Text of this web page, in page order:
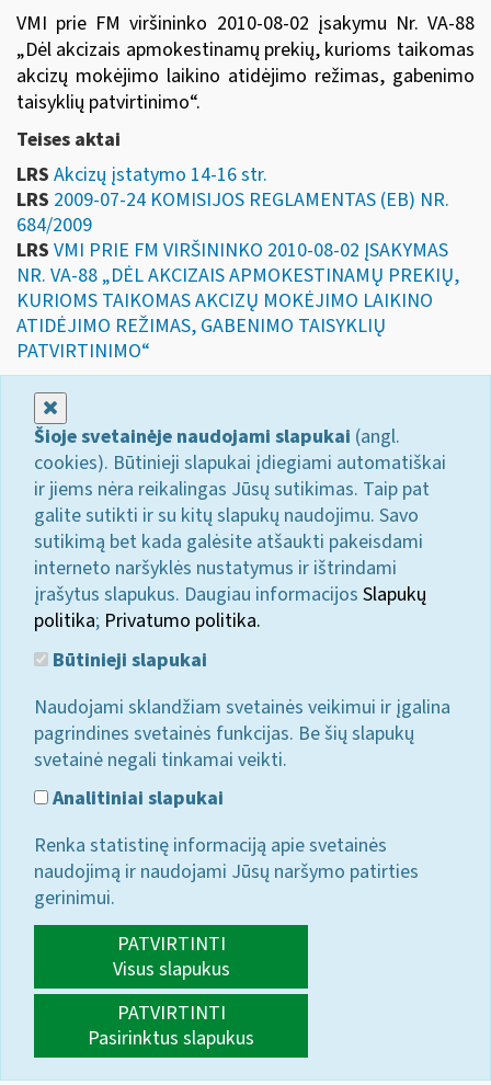
VMI prie FM viršininko 2010-08-02 įsakymu Nr. VA-88
„Dėl akcizais apmokestinamų prekių, kurioms taikomas
akcizų mokėjimo laikino atidėjimo režimas, gabenimo
taisyklių patvirtinimo“.
Teises aktai
LRS Akcizų įstatymo 14-16 str.
LRS 2009-07-24 KOMISIJOS REGLAMENTAS (EB) NR.
684/2009
LRS VMI PRIE FM VIRŠININKO 2010-08-02 ĮSAKYMAS
NR. VA-88 „DĖL AKCIZAIS APMOKESTINAMŲ PREKIŲ,
KURIOMS TAIKOMAS AKCIZŲ MOKĖJIMO LAIKINO
ATIDĖJIMO REŽIMAS, GABENIMO TAISYKLIŲ
PATVIRTINIMO“
Šioje svetainėje naudojami slapukai (angl.
cookies). Būtinieji slapukai įdiegiami automatiškai
ir jiems nėra reikalingas Jūsų sutikimas. Taip pat
galite sutikti ir su kitų slapukų naudojimu. Savo
sutikimą bet kada galėsite atšaukti pakeisdami
interneto naršyklės nustatymus ir ištrindami
įrašytus slapukus. Daugiau informacijos Slapukų
politika; Privatumo politika.
Būtinieji slapukai
Naudojami sklandžiam svetainės veikimui ir įgalina
pagrindines svetainės funkcijas. Be šių slapukų
svetainė negali tinkamai veikti.
Analitiniai slapukai
Renka statistinę informaciją apie svetainės
naudojimą ir naudojami Jūsų naršymo patirties
gerinimui.
PATVIRTINTI
Visus slapukus
PATVIRTINTI
Pasirinktus slapukus